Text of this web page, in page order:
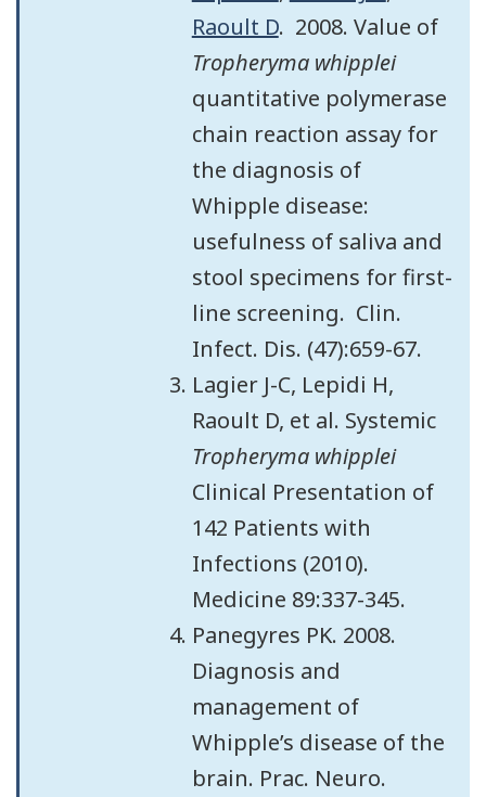
Raoult D. 2008. Value of
Tropheryma whipplei
quantitative polymerase
chain reaction assay for
the diagnosis of
Whipple disease:
usefulness of saliva and
stool specimens for first-
line screening. Clin.
Infect. Dis. (47):659-67.
Lagier J-C, Lepidi H,
Raoult D, et al. Systemic
Tropheryma whipplei
Clinical Presentation of
142 Patients with
Infections (2010).
Medicine 89:337-345.
Panegyres PK. 2008.
Diagnosis and
management of
Whipple’s disease of the
brain. Prac. Neuro.